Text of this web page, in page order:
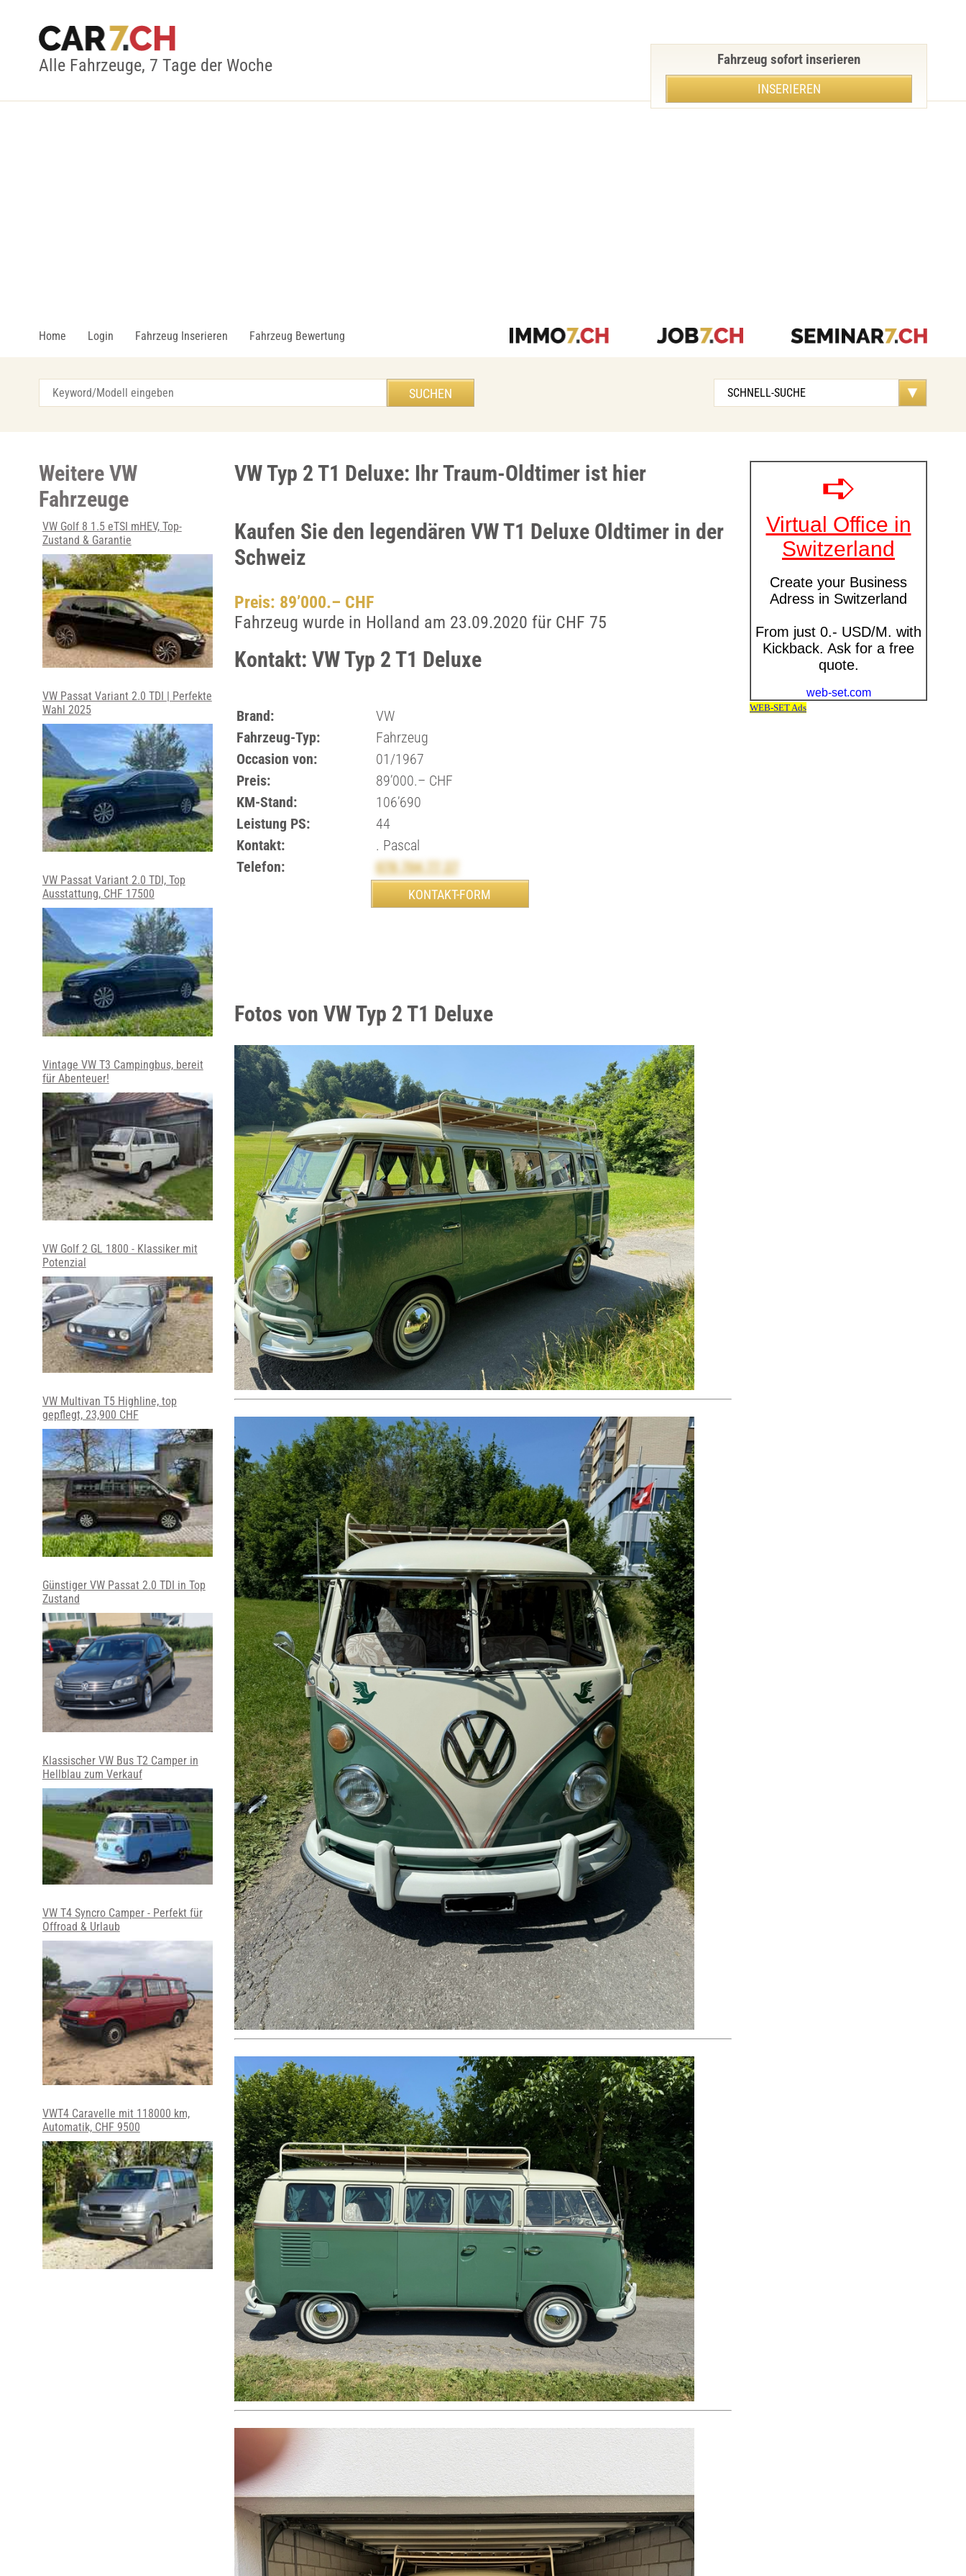
Alle Fahrzeuge, 7 Tage der Woche
Home Login Fahrzeug Inserieren Fahrzeug Bewertung
Fahrzeug sofort inserieren
INSERIEREN
VW Typ 2 T1 Deluxe: Ihr Traum-Oldtimer ist hier
Kaufen Sie den legendären VW T1 Deluxe Oldtimer in der
Schweiz
Preis: 89’000.– CHF
Fahrzeug wurde in Holland am 23.09.2020 für CHF 75
Kontakt: VW Typ 2 T1 Deluxe
Brand:
VW
Fahrzeug-Typ:
Fahrzeug
Occasion von:
01/1967
Preis:
89’000.– CHF
KM-Stand:
106’690
Leistung PS:
44
Kontakt:
. Pascal
Telefon:
078 704 77 27
Fotos von VW Typ 2 T1 Deluxe
Weitere VW
Fahrzeuge
VW Golf 8 1.5 eTSI mHEV, Top-
Zustand & Garantie
VW Passat Variant 2.0 TDI | Perfekte
Wahl 2025
VW Passat Variant 2.0 TDI, Top
Ausstattung, CHF 17500
Vintage VW T3 Campingbus, bereit
für Abenteuer!
VW Golf 2 GL 1800 - Klassiker mit
Potenzial
VW Multivan T5 Highline, top
gepflegt, 23,900 CHF
Günstiger VW Passat 2.0 TDI in Top
Zustand
Klassischer VW Bus T2 Camper in
Hellblau zum Verkauf
VW T4 Syncro Camper - Perfekt für
Offroad & Urlaub
VWT4 Caravelle mit 118000 km,
Automatik, CHF 9500